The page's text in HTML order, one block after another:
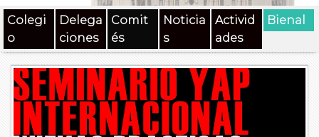
Documentos
SAT
Beneficios
Colegi
o
Delega
ciones
Comit
és
Noticia
s
Activid
ades
Bienal